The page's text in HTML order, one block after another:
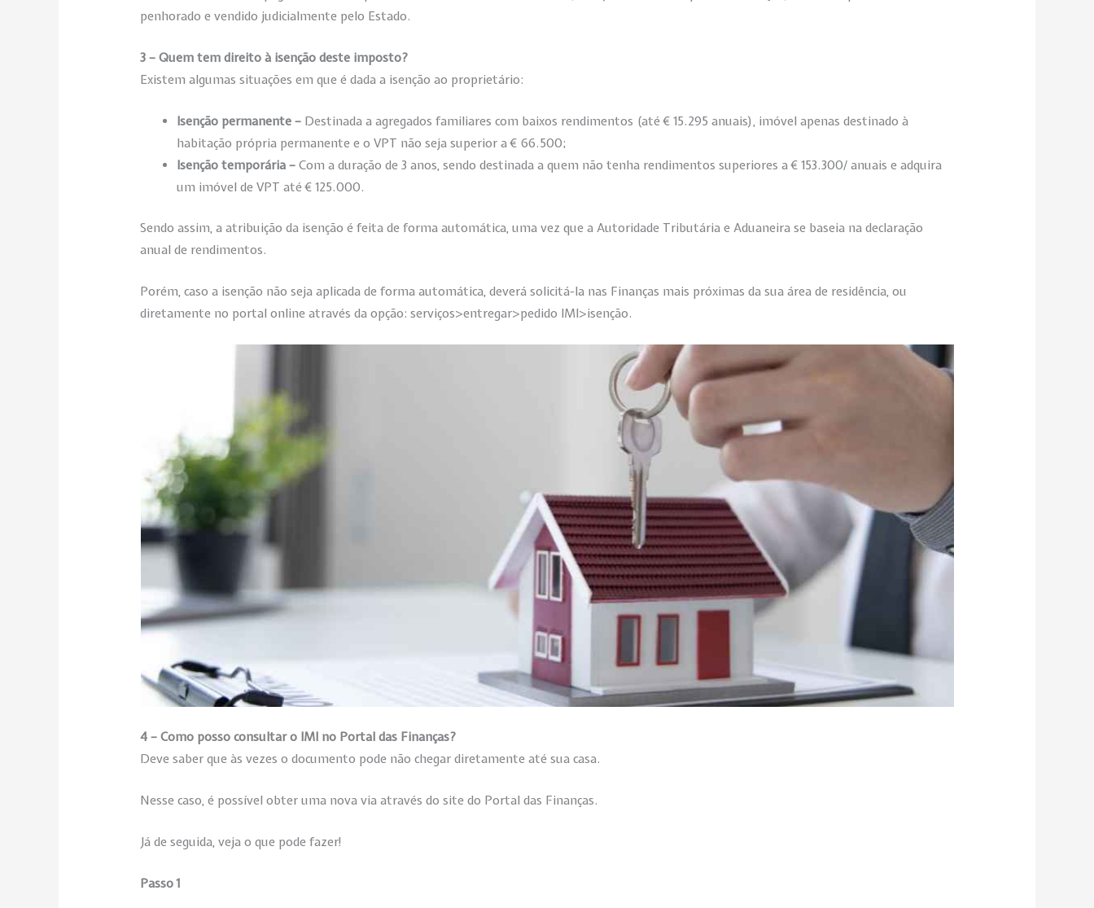
penhorado e vendido judicialmente pelo Estado.
3 – Quem tem direito à isenção deste imposto?
Existem algumas situações em que é dada a isenção ao proprietário:
Isenção permanente – Destinada a agregados familiares com baixos rendimentos (até € 15.295 anuais), imóvel apenas destinado à
habitação própria permanente e o VPT não seja superior a € 66.500;
Isenção temporária –Com a duração de 3 anos, sendo destinada a quem não tenha rendimentos superiores a € 153.300/ anuais e adquira
um imóvel de VPT até € 125.000.
Sendo assim, a atribuição da isenção é feita de forma automática, uma vez que a Autoridade Tributária e Aduaneira se baseia na declaração
anual de rendimentos.
Porém, caso a isenção não seja aplicada de forma automática, deverá solicitá-la nas Finanças mais próximas da sua área de residência, ou
diretamente no portal online através da opção: serviços>entregar>pedido IMI>isenção.
4 – Como posso consultar o IMI no Portal das Finanças?
Deve saber que às vezes o documento pode não chegar diretamente até sua casa.
Nesse caso, é possível obter uma nova via através do site do Portal das Finanças.
Já de seguida, veja o que pode fazer!
Passo 1